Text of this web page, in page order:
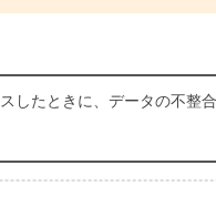
したときに、データの不整